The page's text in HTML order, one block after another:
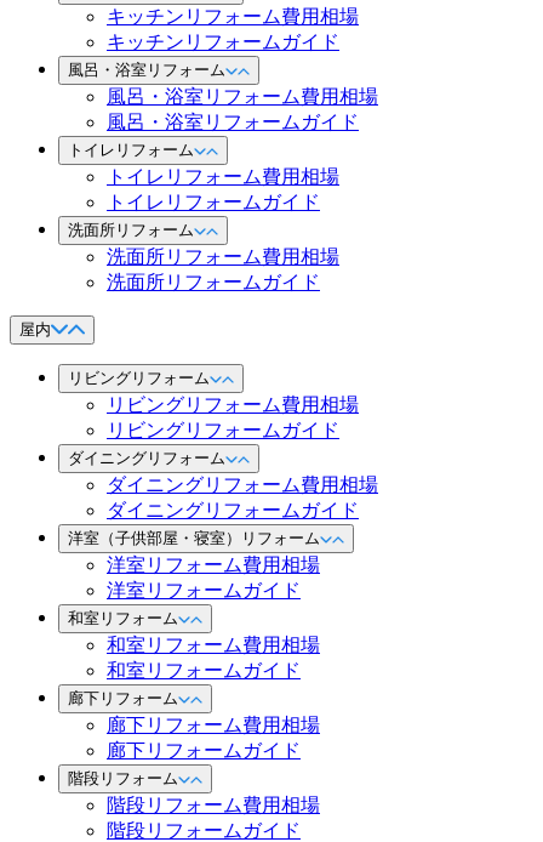
キッチンリフォーム費用相場
キッチンリフォームガイド
風呂・浴室リフォーム
風呂・浴室リフォーム費用相場
風呂・浴室リフォームガイド
トイレリフォーム
トイレリフォーム費用相場
トイレリフォームガイド
洗面所リフォーム
洗面所リフォーム費用相場
洗面所リフォームガイド
屋内
リビングリフォーム
リビングリフォーム費用相場
リビングリフォームガイド
ダイニングリフォーム
ダイニングリフォーム費用相場
ダイニングリフォームガイド
洋室（子供部屋・寝室）リフォーム
洋室リフォーム費用相場
洋室リフォームガイド
和室リフォーム
和室リフォーム費用相場
和室リフォームガイド
廊下リフォーム
廊下リフォーム費用相場
廊下リフォームガイド
階段リフォーム
階段リフォーム費用相場
階段リフォームガイド